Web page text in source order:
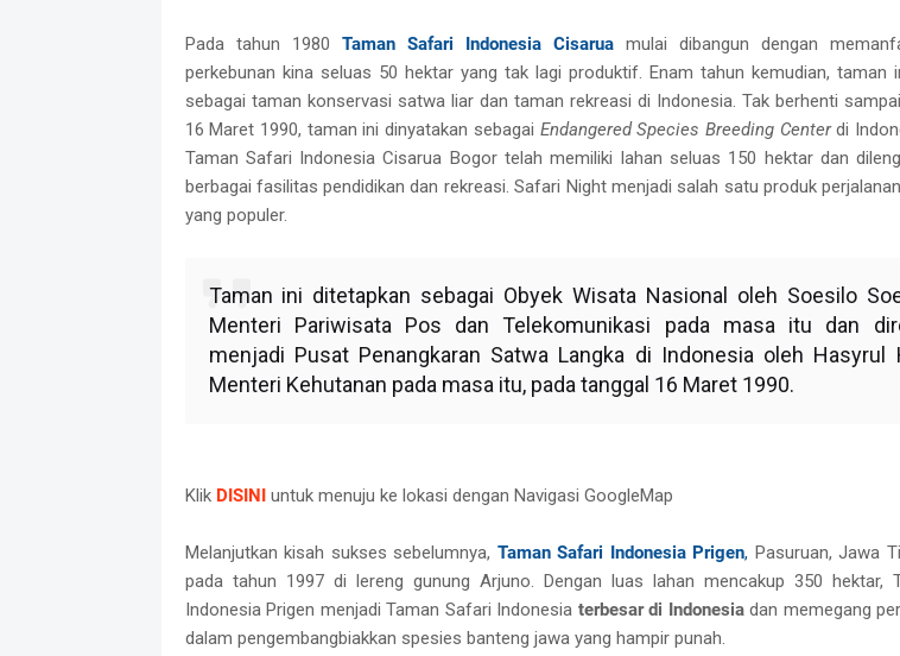
Pada tahun 1980 Taman Safari Indonesia Cisaruamulai dibangun dengan
perkebunan kina seluas 50 hektar yang tak lagi produktif. Enam tahun kemudian, taman
sebagai taman konservasi satwa liar dan taman rekreasi di Indonesia. Tak berhenti
16 Maret 1990, taman ini dinyatakan sebagai Endangered Species Breeding Centerdi
Taman Safari Indonesia Cisarua Bogor telah memiliki lahan seluas 150 hektar dan
berbagai fasilitas pendidikan dan rekreasi. Safari Night menjadi salah satu produk
yang populer.
Taman ini ditetapkan sebagai Obyek Wisata Nasional oleh Soesilo
Menteri Pariwisata Pos dan Telekomunikasi pada masa itu dan
menjadi Pusat Penangkaran Satwa Langka di Indonesia oleh Hasyrul
Menteri Kehutanan pada masa itu, pada tanggal 16 Maret 1990.
Klik DISINI untuk menuju ke lokasi dengan Navigasi GoogleMap
Melanjutkan kisah sukses sebelumnya, Taman Safari Indonesia Prigen, Pasuruan, Jawa
pada tahun 1997 di lereng gunung Arjuno. Dengan luas lahan mencakup 350 hektar,
Indonesia Prigen menjadi Taman Safari Indonesia terbesar di Indonesia dan memegang
dalam pengembangbiakkan spesies banteng jawa yang hampir punah.